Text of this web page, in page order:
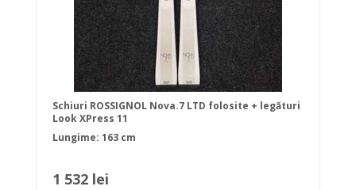
Schiuri ROSSIGNOL Nova.7 LTD folosite + legături
Look XPress 11
Lungime: 163 cm
1 532 lei